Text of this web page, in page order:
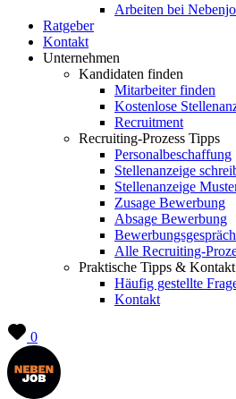
Arbeiten bei
Ratgeber
Kontakt
Unternehmen
Kandidaten finden
Mitarbeiter finden
Kostenlose
Recruitment
Recruiting-Prozess Tipps
Personalbeschaffung
Stellenanzeige
Stellenanzeige
Zusage Bewerbung
Absage Bewerbung
Alle Recruiting-
Praktische Tipps & Kontakt
Häufig gestellte
Kontakt
0